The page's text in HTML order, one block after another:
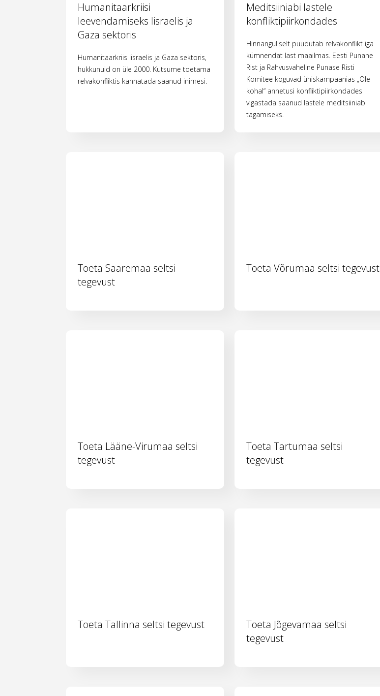
Humanitaarkriisi
leevendamiseks Iisraelis ja
Gaza sektoris
Humanitaarkriis Iisraelis ja Gaza sektoris,
hukkunuid on üle 2000. Kutsume toetama
relvakonfliktis kannatada saanud inimesi.
Meditsiiniabi lastele
konfliktipiirkondades
Hinnanguliselt puudutab relvakonflikt iga
kümnendat last maailmas. Eesti Punane
Rist ja Rahvusvaheline Punase Risti
Komitee koguvad ühiskampaanias „Ole
kohal“ annetusi konfliktipiirkondades
vigastada saanud lastele meditsiiniabi
tagamiseks.
Toeta Saaremaa seltsi
tegevust
Toeta Võrumaa seltsi tegevust
Toeta Lääne-Virumaa seltsi
tegevust
Toeta Tartumaa seltsi
tegevust
Toeta Tallinna seltsi tegevust
Toeta Jõgevamaa seltsi
tegevust